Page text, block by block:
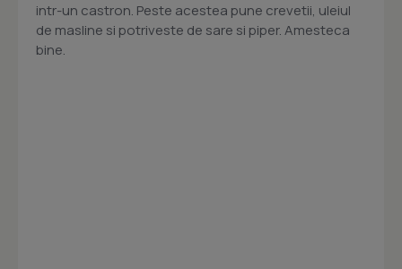
intr-un castron. Peste acestea pune crevetii, uleiul
de masline si potriveste de sare si piper. Amesteca
bine.